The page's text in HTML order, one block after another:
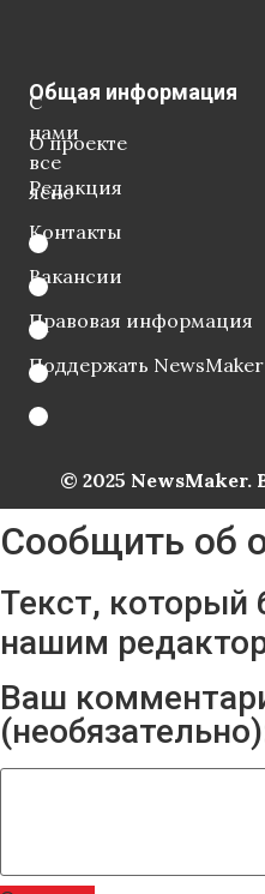
С
нами
все
ясно
Общая информация
О проекте
Редакция
Контакты
Вакансии
Правовая информация
Поддержать
© 2025
Сообщить об
Текст, который
нашим
Ваш